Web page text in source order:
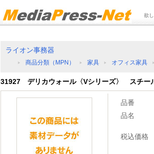
欲
ライオン事務器
商品分類（MPN） 家具 オフィス家具
31927 デリカウォール〈Vシリーズ〉 スチー
品番
品名
税込価格